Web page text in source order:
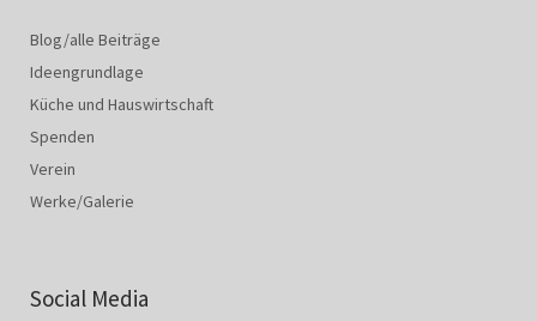
Blog/alle Beiträge
Ideengrundlage
Küche und Hauswirtschaft
Spenden
Verein
Werke/Galerie
Social Media